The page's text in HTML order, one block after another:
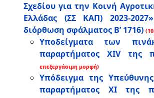
Σχεδίου για την Κοινή
Ελλάδας (ΣΣ ΚΑΠ) 2023-
διόρθωση σφάλματος Β’ 1716)
Υποδείγματα των
παραρτήματος ΧΙV της
επεξεργάσιμη μορφή)
Υπόδειγμα της
παραρτήματος ΧΙ της